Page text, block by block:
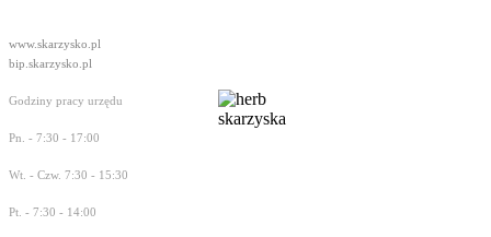
www.skarzysko.pl
bip.skarzysko.pl
Godziny pracy urzędu
Pn. - 7:30 - 17:00
Wt. - Czw. 7:30 - 15:30
Pt. - 7:30 - 14:00